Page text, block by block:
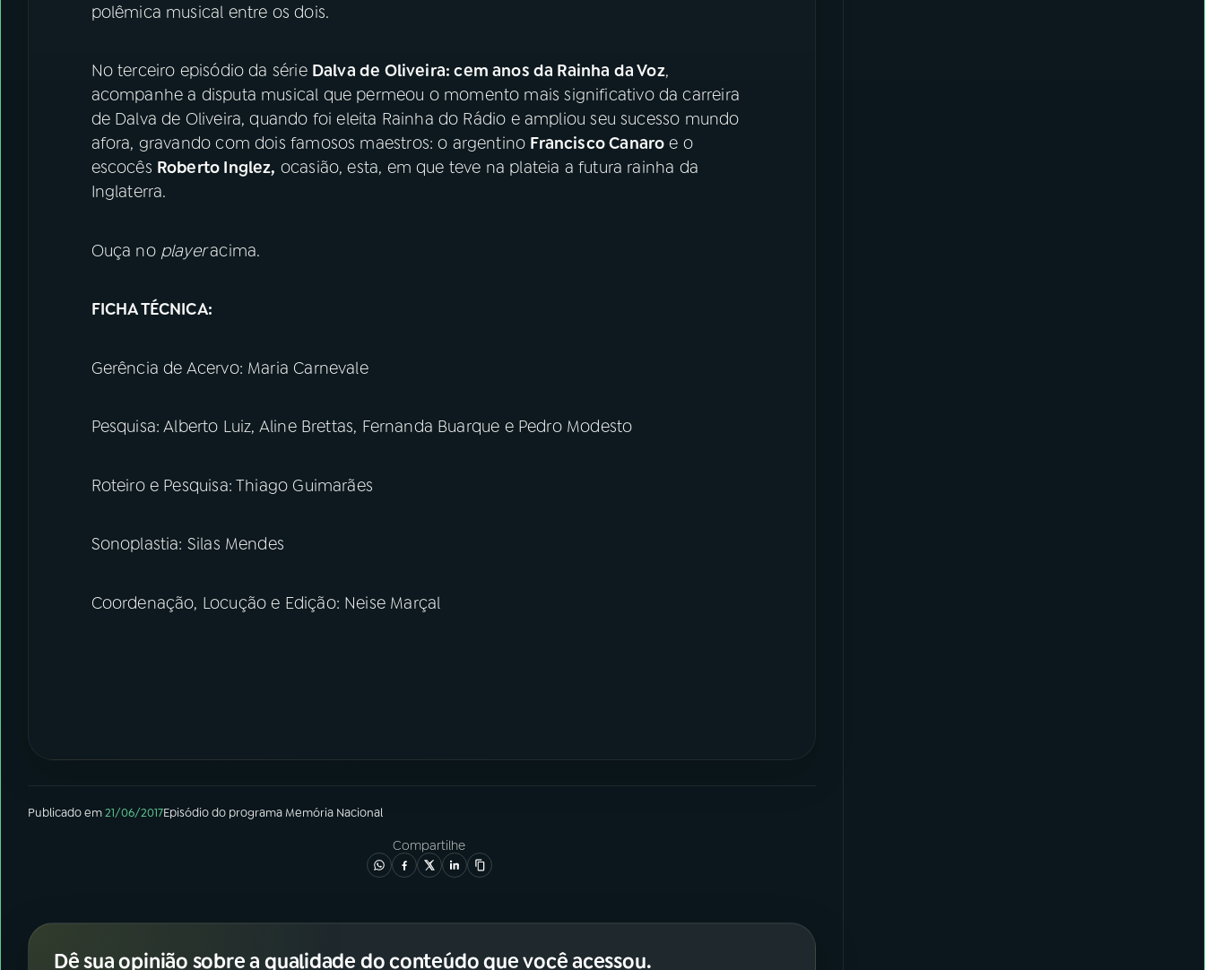
polêmica musical entre os dois.
No terceiro episódio da série Dalva de Oliveira: cem anos da Rainha da Voz,
acompanhe a disputa musical que permeou o momento mais significativo da carreira
de Dalva de Oliveira, quando foi eleita Rainha do Rádio e ampliou seu sucesso mundo
afora, gravando com dois famosos maestros: o argentino Francisco Canaro e o
escocês Roberto Inglez, ocasião, esta, em que teve na plateia a futura rainha da
Inglaterra.
Ouça noplayeracima.
FICHA TÉCNICA:
Gerência de Acervo: Maria Carnevale
Pesquisa: Alberto Luiz, Aline Brettas, Fernanda Buarque e Pedro Modesto
Roteiro e Pesquisa: Thiago Guimarães
Sonoplastia: Silas Mendes
Coordenação, Locução e Edição: Neise Marçal
Publicado em21/06/2017Episódiodo programa Memória Nacional
Compartilhe
Dê sua opinião sobre a qualidade do conteúdo que você acessou.